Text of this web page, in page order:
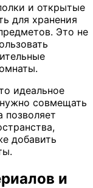
и открытые
для хранения
Это не
идеальное
совмещать
добавить
и